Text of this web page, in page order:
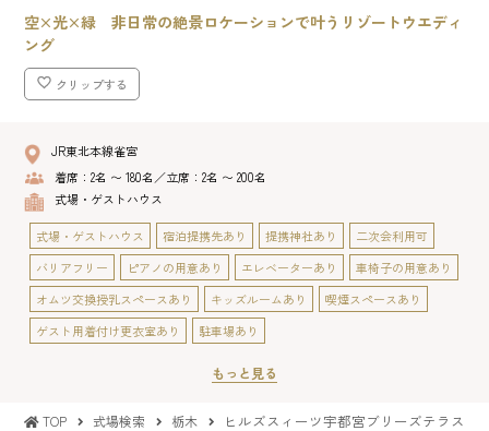
空×光×緑 非日常の絶景ロケーションで叶うリゾートウエディ
ング
クリップする
JR東北本線雀宮
着席：2名 〜 180名／立席：2名 〜 200名
式場・ゲストハウス
式場・ゲストハウス 宿泊提携先あり 提携神社あり
二次会利用可
バリアフリー
ピアノの用意あり エレベーターあり
車椅子の用意あり
オムツ交換授乳スペースあり
キッズルームあり
喫煙スペースあり
ゲスト用着付け更衣室あり
駐車場あり
もっと見る
TOP 式場検索 栃木 ヒルズスィーツ宇都宮ブリーズテラス